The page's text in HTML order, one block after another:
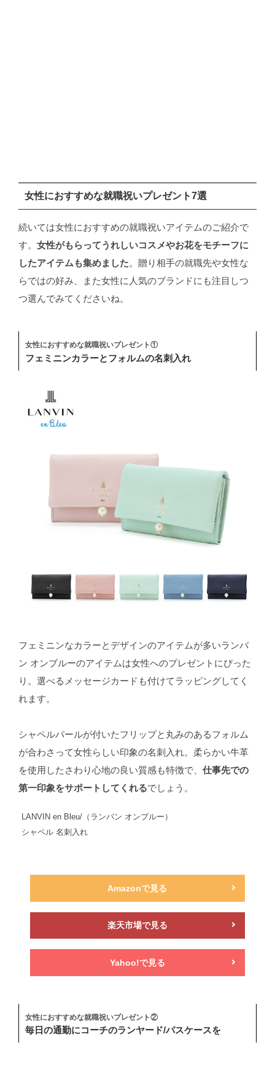
女性におすすめな就職祝いプレゼント7選
続いては女性におすすめの就職祝いアイテムのご紹介で
す。 女性がもらってうれしいコスメやお花をモチーフに
したアイテムも集めました。贈り相手の就職先や女性な
らではの好み、また女性に人気のブランドにも注目しつ
つ選んでみてくださいね。
女性におすすめな就職祝いプレゼント①
フェミニンカラーとフォルムの名刺入れ
フェミニンなカラーとデザインのアイテムが多いランバ
ン オンブルーのアイテムは女性へのプレゼントにぴった
り。選べるメッセージカードも付けてラッピングしてく
れます。
シャペルパールが付いたフリップと丸みのあるフォルム
が合わさって女性らしい印象の名刺入れ。柔らかい牛革
を使用したさわり心地の良い質感も特徴で、 仕事先での
第一印象をサポートしてくれるでしょう。
LANVIN en Bleu/（ランバン オンブルー）
シャペル 名刺入れ
Amazonで見る
楽天市場で見る
Yahoo!で見る
女性におすすめな就職祝いプレゼント②
毎日の通勤にコーチのランヤード/パスケースを